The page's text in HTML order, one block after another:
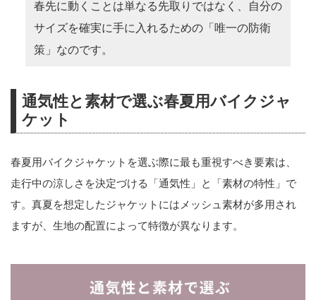
春先に動くことは単なる先取りではなく、自分の
サイズを確実に手に入れるための「唯一の防衛
策」なのです。
通気性と素材で選ぶ春夏用バイクジャ
ケット
春夏用バイクジャケットを選ぶ際に最も重視すべき要素は、
走行中の涼しさを決定づける「通気性」と「素材の特性」で
す。真夏を想定したジャケットにはメッシュ素材が多用され
ますが、生地の配置によって特徴が異なります。